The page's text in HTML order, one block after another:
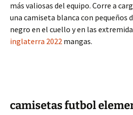
más valiosas del equipo. Corre a
una camiseta blanca con pequeños
negro en el cuello y en las
inglaterra 2022 mangas.
camisetas futbol